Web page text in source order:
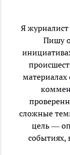
Я журналист
Пишу
сложные
цель —
событиях,